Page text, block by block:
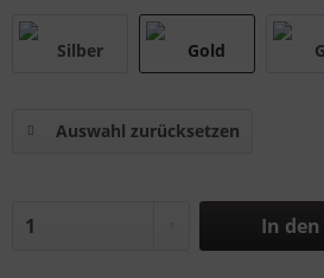
Auswahl zurücksetzen
In den